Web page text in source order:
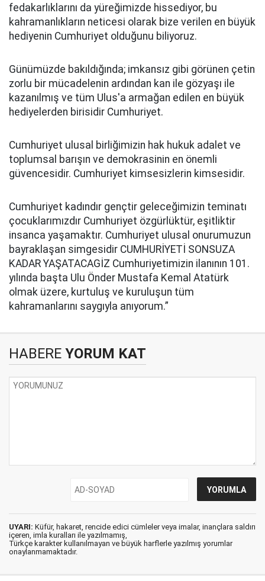
fedakarlıklarını da yüreğimizde hissediyor, bu
kahramanlıkların neticesi olarak bize verilen en büyük
hediyenin Cumhuriyet olduğunu biliyoruz.
Günümüzde bakıldığında; imkansız gibi görünen çetin
zorlu bir mücadelenin ardından kan ile gözyaşı ile
kazanılmış ve tüm Ulus'a armağan edilen en büyük
hediyelerden birisidir Cumhuriyet.
Cumhuriyet ulusal birliğimizin hak hukuk adalet ve
toplumsal barışın ve demokrasinin en önemli
güvencesidir. Cumhuriyet kimsesizlerin kimsesidir.
Cumhuriyet kadındır gençtir geleceğimizin teminatı
çocuklarımızdır Cumhuriyet özgürlüktür, eşitliktir
insanca yaşamaktır. Cumhuriyet ulusal onurumuzun
bayraklaşan simgesidir CUMHURİYETİ SONSUZA
KADAR YAŞATACAGİZ Cumhuriyetimizin ilanının 101.
yılında başta Ulu Önder Mustafa Kemal Atatürk
olmak üzere, kurtuluş ve kuruluşun tüm
kahramanlarını saygıyla anıyorum.”
HABERE YORUM KAT
UYARI: Küfür, hakaret, rencide edici cümleler veya imalar, inançlara saldırı
içeren, imla kuralları ile yazılmamış,
Türkçe karakter kullanılmayan ve büyük harflerle yazılmış yorumlar
onaylanmamaktadır.